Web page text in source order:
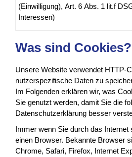
(Einwilligung), Art. 6 Abs. 1 lit.f
Interessen)
Was sind Cookies?
Unsere Website verwendet HTTP-
nutzerspezifische Daten zu
Im Folgenden erklären wir, was
Sie genutzt werden, damit Sie die
Datenschutzerklärung besser
Immer wenn Sie durch das Internet
einen Browser. Bekannte Browser
Chrome, Safari, Firefox, Internet